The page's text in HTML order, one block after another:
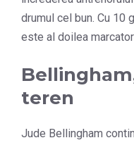
drumul cel bun. Cu 10
este al doilea
teren
Jude Bellingham